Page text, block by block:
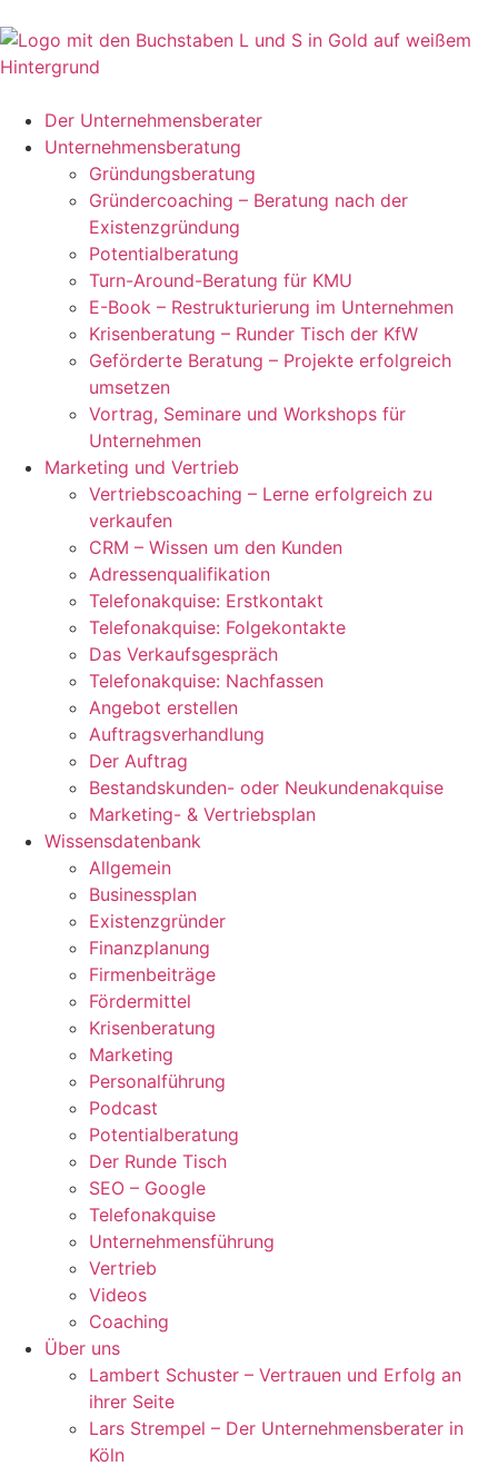
Der Unternehmensberater
Unternehmensberatung
Gründungsberatung
Gründercoaching – Beratung nach der
Existenzgründung
Potentialberatung
Turn-Around-Beratung für KMU
E-Book – Restrukturierung im Unternehmen
Krisenberatung – Runder Tisch der KfW
Geförderte Beratung – Projekte erfolgreich
umsetzen
Vortrag, Seminare und Workshops für
Unternehmen
Marketing und Vertrieb
Vertriebscoaching – Lerne erfolgreich zu
verkaufen
CRM – Wissen um den Kunden
Adressenqualifikation
Telefonakquise: Erstkontakt
Telefonakquise: Folgekontakte
Das Verkaufsgespräch
Telefonakquise: Nachfassen
Angebot erstellen
Auftragsverhandlung
Der Auftrag
Bestandskunden- oder Neukundenakquise
Marketing- & Vertriebsplan
Wissensdatenbank
Allgemein
Businessplan
Existenzgründer
Finanzplanung
Firmenbeiträge
Fördermittel
Krisenberatung
Marketing
Personalführung
Podcast
Potentialberatung
Der Runde Tisch
SEO – Google
Telefonakquise
Unternehmensführung
Vertrieb
Videos
Coaching
Über uns
Lambert Schuster – Vertrauen und Erfolg an
ihrer Seite
Lars Strempel – Der Unternehmensberater in
Köln